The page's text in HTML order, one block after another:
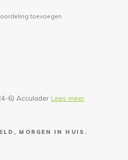
toevoegen
6) Acculader Lees meer
MORGEN IN HUIS.